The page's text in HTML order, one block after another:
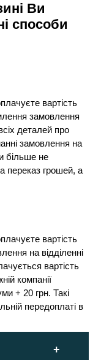
Ви
способи
вартість
замовлення
деталей про
замовлення на
більше не
переказ грошей, а
вартість
на відділенні
вартість
компанії
+ 20 грн. Такі
передоплаті в